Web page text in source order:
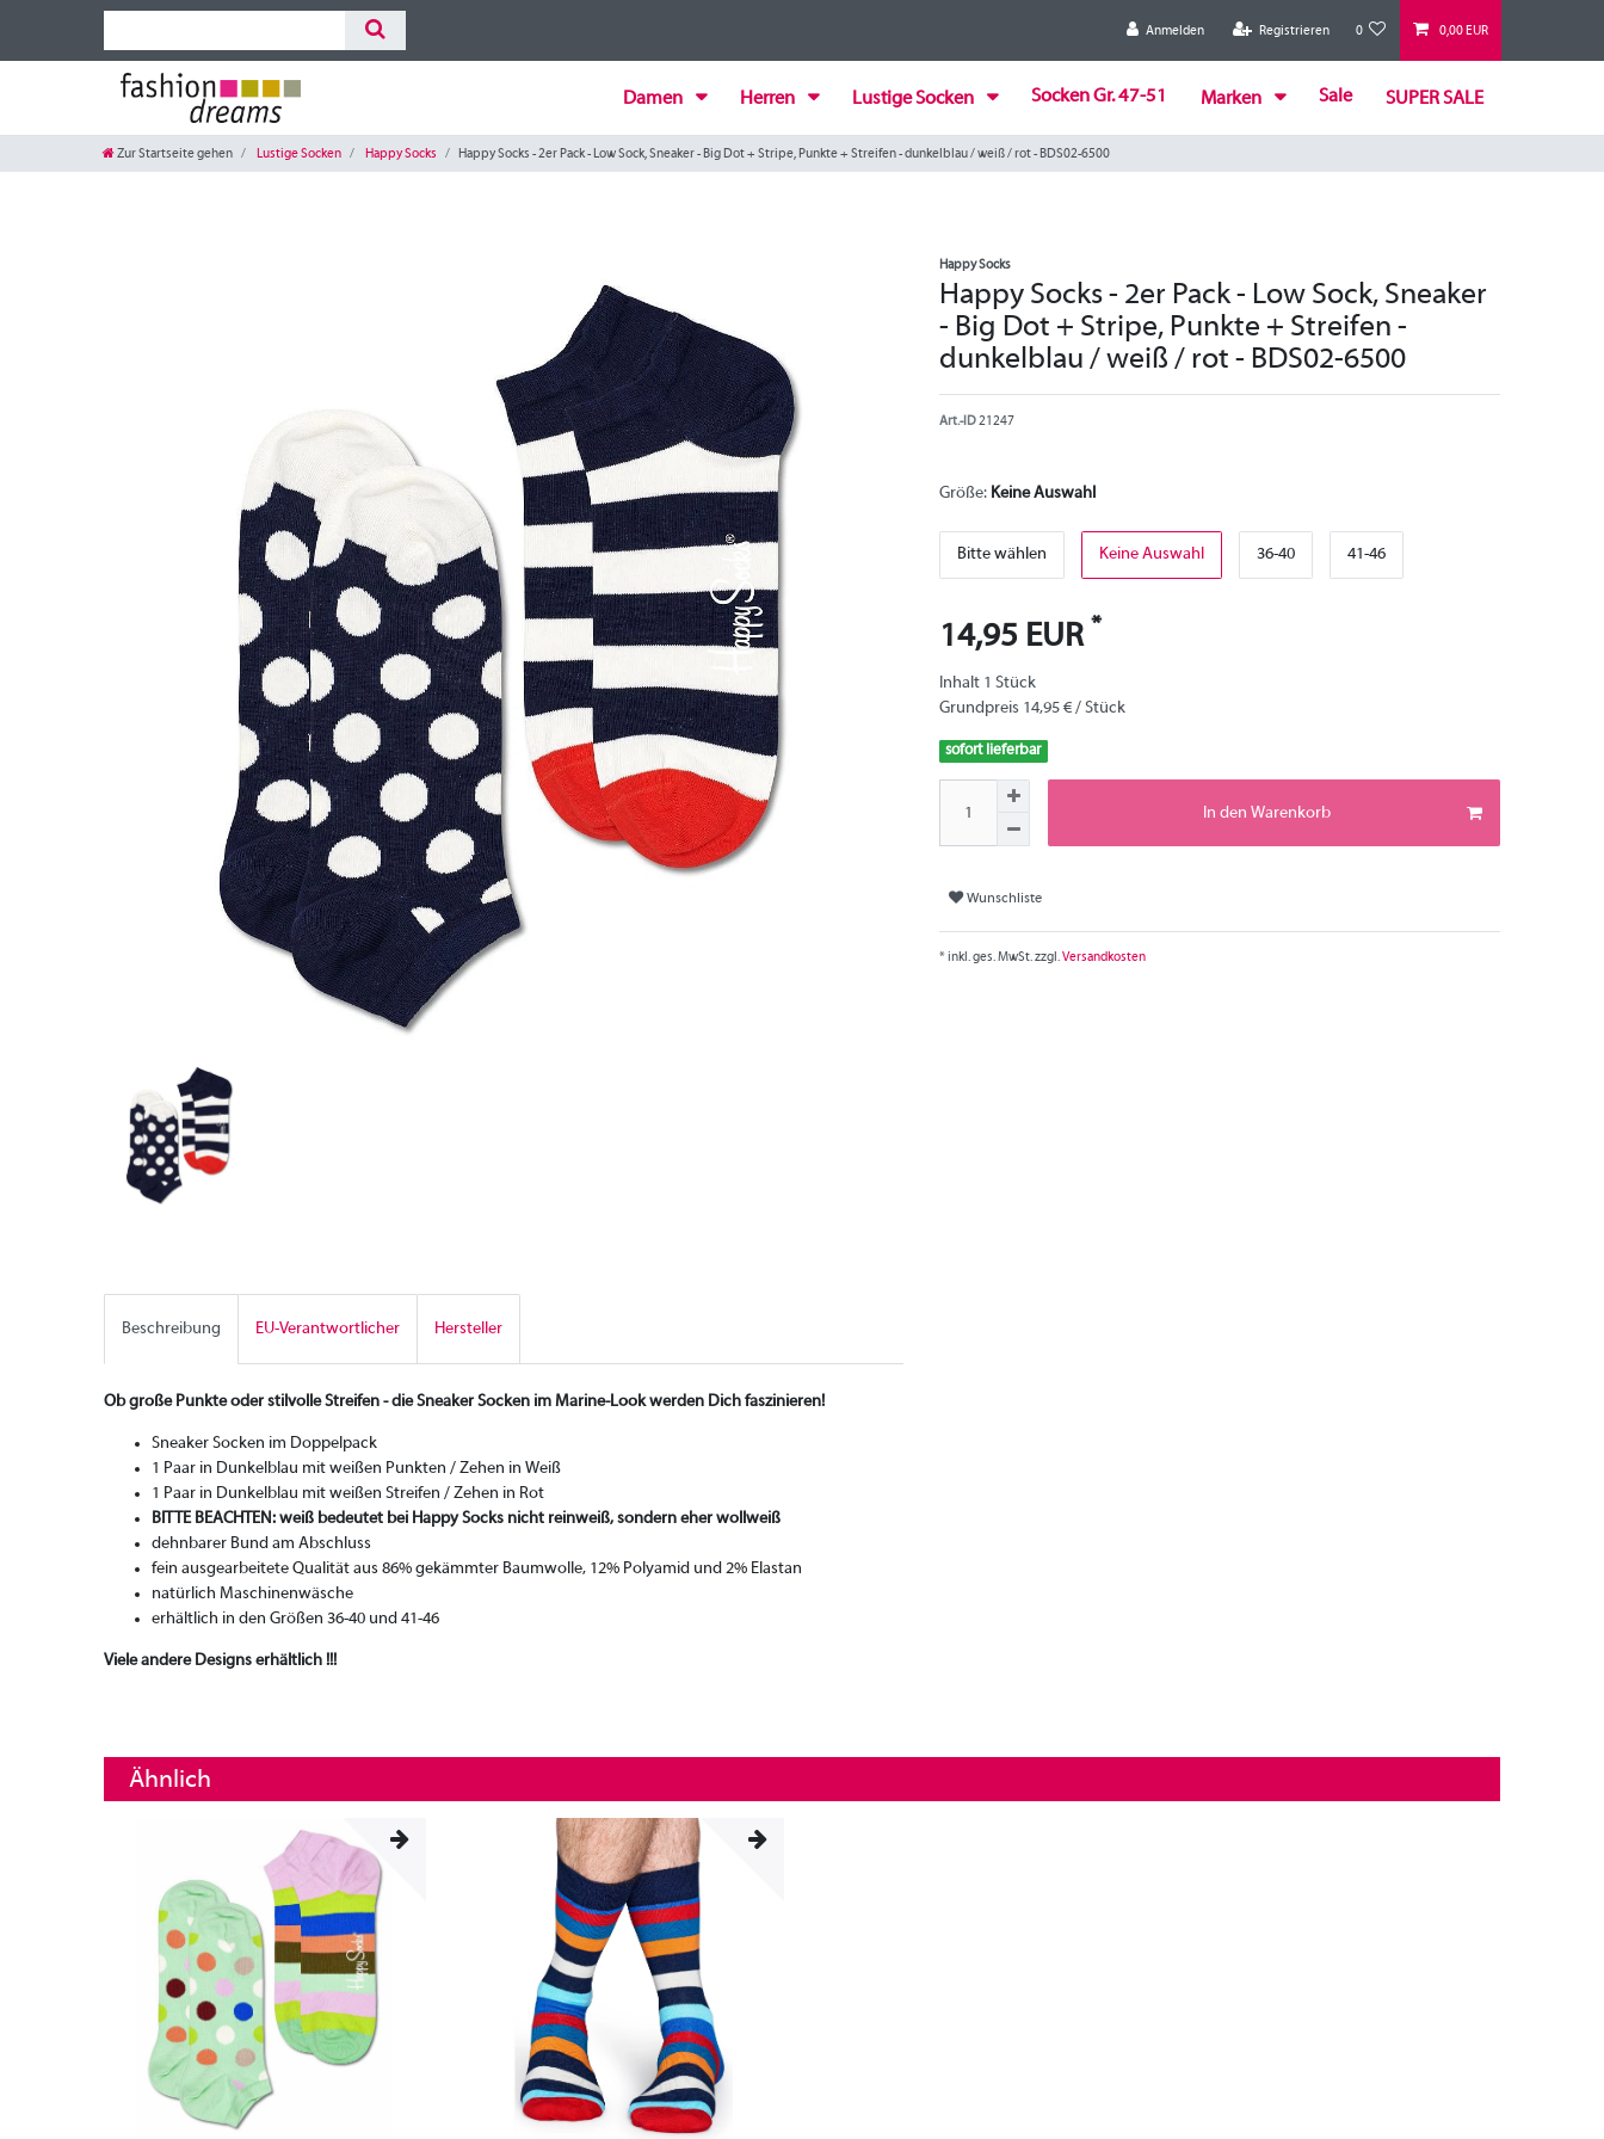
Anmelden Registrieren 0 0,00 EUR
Damen Herren Lustige Socken Socken Gr. 47-51 Marken Sale SUPER SALE
Zur Startseite gehen Lustige Socken Happy Socks Happy Socks - 2er Pack - Low Sock, Sneaker - Big Dot + Stripe, Punkte + Streifen - dunkelblau / weiß / rot - BDS02-6500
Happy Socks
Happy Socks - 2er Pack - Low Sock, Sneaker
- Big Dot + Stripe, Punkte + Streifen -
dunkelblau / weiß / rot - BDS02-6500
Art.-ID21247
Größe: Keine Auswahl
Bitte wählen Keine Auswahl 36-40 41-46
14,95 EUR *
Inhalt 1 Stück
Grundpreis 14,95 € / Stück
sofort lieferbar
In den Warenkorb
Wunschliste
* inkl. ges. MwSt. zzgl.Versandkosten
Beschreibung EU-Verantwortlicher Hersteller
Ob große Punkte oder stilvolle Streifen - die Sneaker Socken im Marine-Look werden Dich faszinieren!
Sneaker Socken im Doppelpack
1 Paar in Dunkelblau mit weißen Punkten / Zehen in Weiß
1 Paar in Dunkelblau mit weißen Streifen / Zehen in Rot
BITTE BEACHTEN: weiß bedeutet bei Happy Socks nicht reinweiß, sondern eher wollweiß
dehnbarer Bund am Abschluss
fein ausgearbeitete Qualität aus 86% gekämmter Baumwolle, 12% Polyamid und 2% Elastan
natürlich Maschinenwäsche
erhältlich in den Größen 36-40 und 41-46
Viele andere Designs erhältlich !!!
Ähnlich